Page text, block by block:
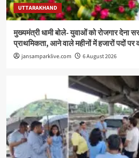
UTTARAKHAND
मुख्यमंत्री धामी बोले- युवाओं को रोजगार देना
प्राथमिकता, आने वाले महीनों में हजारों पदों पर
jansamparklive.com 6 August 2026